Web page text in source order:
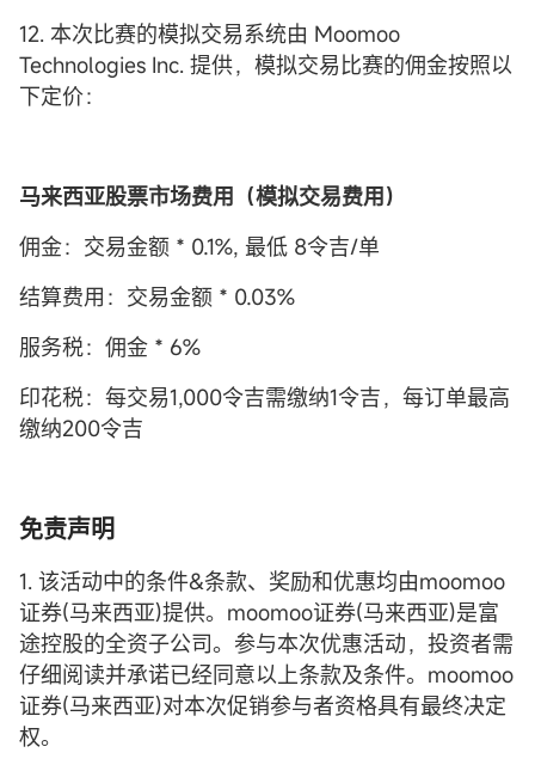
12. 本次比赛的模拟交易系统由 Moomoo
Technologies Inc. 提供，模拟交易比赛的佣金按照以
下定价：
马来西亚股票市场费用（模拟交易费用）
佣金：交易金额 * 0.1%, 最低 8令吉/单
结算费用：交易金额 * 0.03%
服务税：佣金 * 6%
印花税：每交易1,000令吉需缴纳1令吉，每订单最高
缴纳200令吉
免责声明
1. 该活动中的条件&条款、奖励和优惠均由moomoo
证券(马来西亚)提供。moomoo证券(马来西亚)是富
途控股的全资子公司。参与本次优惠活动，投资者需
仔细阅读并承诺已经同意以上条款及条件。moomoo
证券(马来西亚)对本次促销参与者资格具有最终决定
权。